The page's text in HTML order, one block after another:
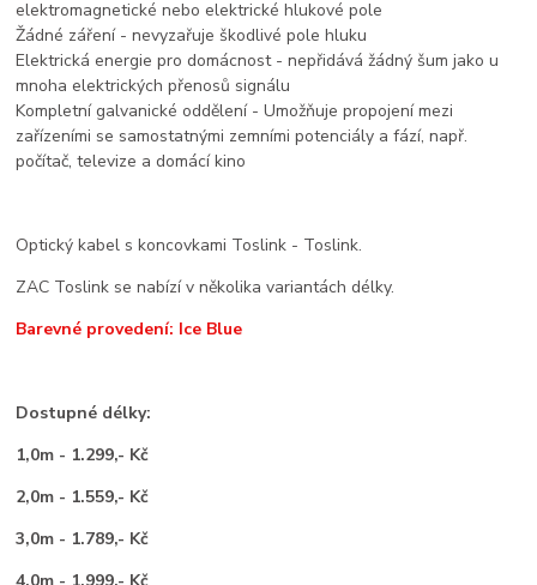
elektromagnetické nebo elektrické hlukové pole
Žádné záření - nevyzařuje škodlivé pole hluku
Elektrická energie pro domácnost - nepřidává žádný šum jako u
mnoha elektrických přenosů signálu
Kompletní galvanické oddělení - Umožňuje propojení mezi
zařízeními se samostatnými zemními potenciály a fází, např.
počítač, televize a domácí kino
Optický kabel s koncovkami Toslink - Toslink.
ZAC Toslink se nabízí v několika variantách délky.
Barevné provedení: Ice Blue
Dostupné délky:
1,0m - 1.299,- Kč
2,0m - 1.559,- Kč
3,0m - 1.789,- Kč